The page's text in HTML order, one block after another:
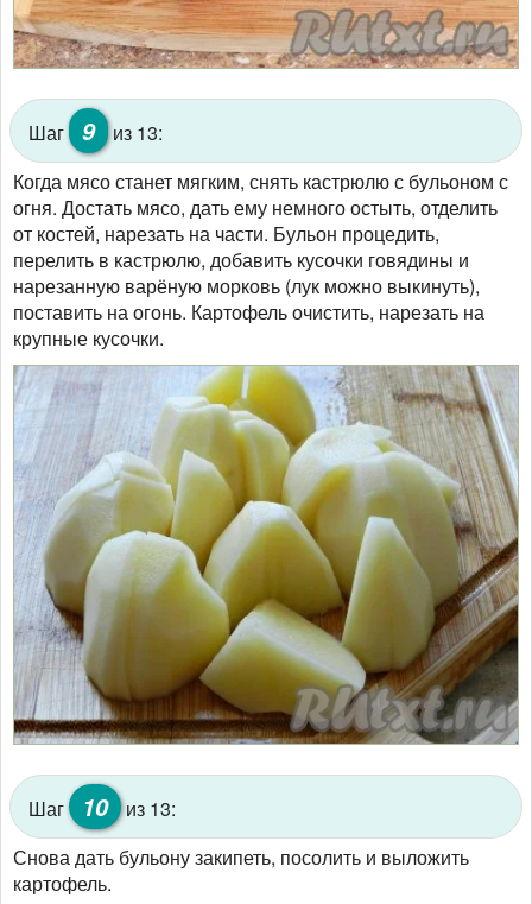
Шаг 9
из 13:
Когда мясо станет мягким, снять кастрюлю с бульоном с
огня. Достать мясо, дать ему немного остыть, отделить
от костей, нарезать на части. Бульон процедить,
перелить в кастрюлю, добавить кусочки говядины и
нарезанную варёную морковь (лук можно выкинуть),
поставить на огонь. Картофель очистить, нарезать на
крупные кусочки.
Шаг 10 из 13:
Снова дать бульону закипеть, посолить и выложить
картофель.